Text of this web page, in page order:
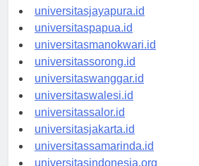
universitassofifi.id
universitasjayapura.id
universitaspapua.id
universitasmanokwari.id
universitassorong.id
universitaswanggar.id
universitaswalesi.id
universitassalor.id
universitasjakarta.id
universitassamarinda.id